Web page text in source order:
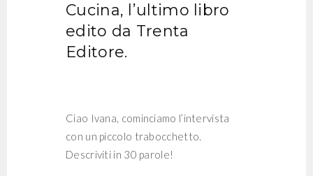
Cucina, l’ultimo libro
edito da Trenta
Editore.
Ciao Ivana, cominciamo l’intervista
con un piccolo trabocchetto.
Descriviti in 30 parole!